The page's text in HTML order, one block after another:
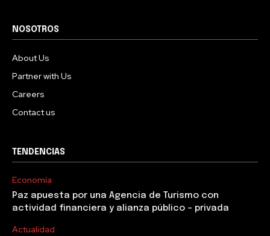
NOSOTROS
About Us
Partner with Us
Careers
Contact us
TENDENCIAS
Economía
Paz apuesta por una Agencia de Turismo con
actividad financiera y alianza público – privada
Actualidad